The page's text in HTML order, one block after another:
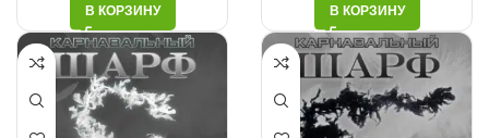
В КОРЗИНУ В КОРЗИНУ